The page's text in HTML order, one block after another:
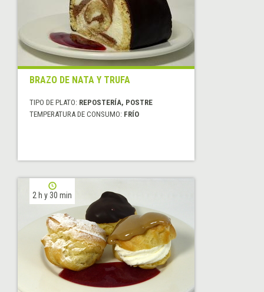
BRAZO DE NATA Y TRUFA
TIPO DE PLATO: REPOSTERÍA, POSTRE
TEMPERATURA DE CONSUMO: FRÍO
2 h y 30 min